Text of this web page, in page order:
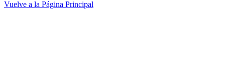
Vuelve a la Página Principal